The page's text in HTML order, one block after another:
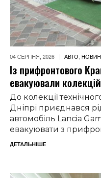
04 СЕРПНЯ, 2026 АВТО
Із прифронтового
евакуювали
До колекції
Дніпрі приєднався
автомобіль Lancia
евакуювати з
ДЕТАЛЬНІШЕ